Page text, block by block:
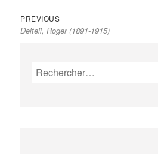
Navigation
de
PREVIOUSPrevious
post:
Delteil, Roger (1891-1915)
Rechercher :